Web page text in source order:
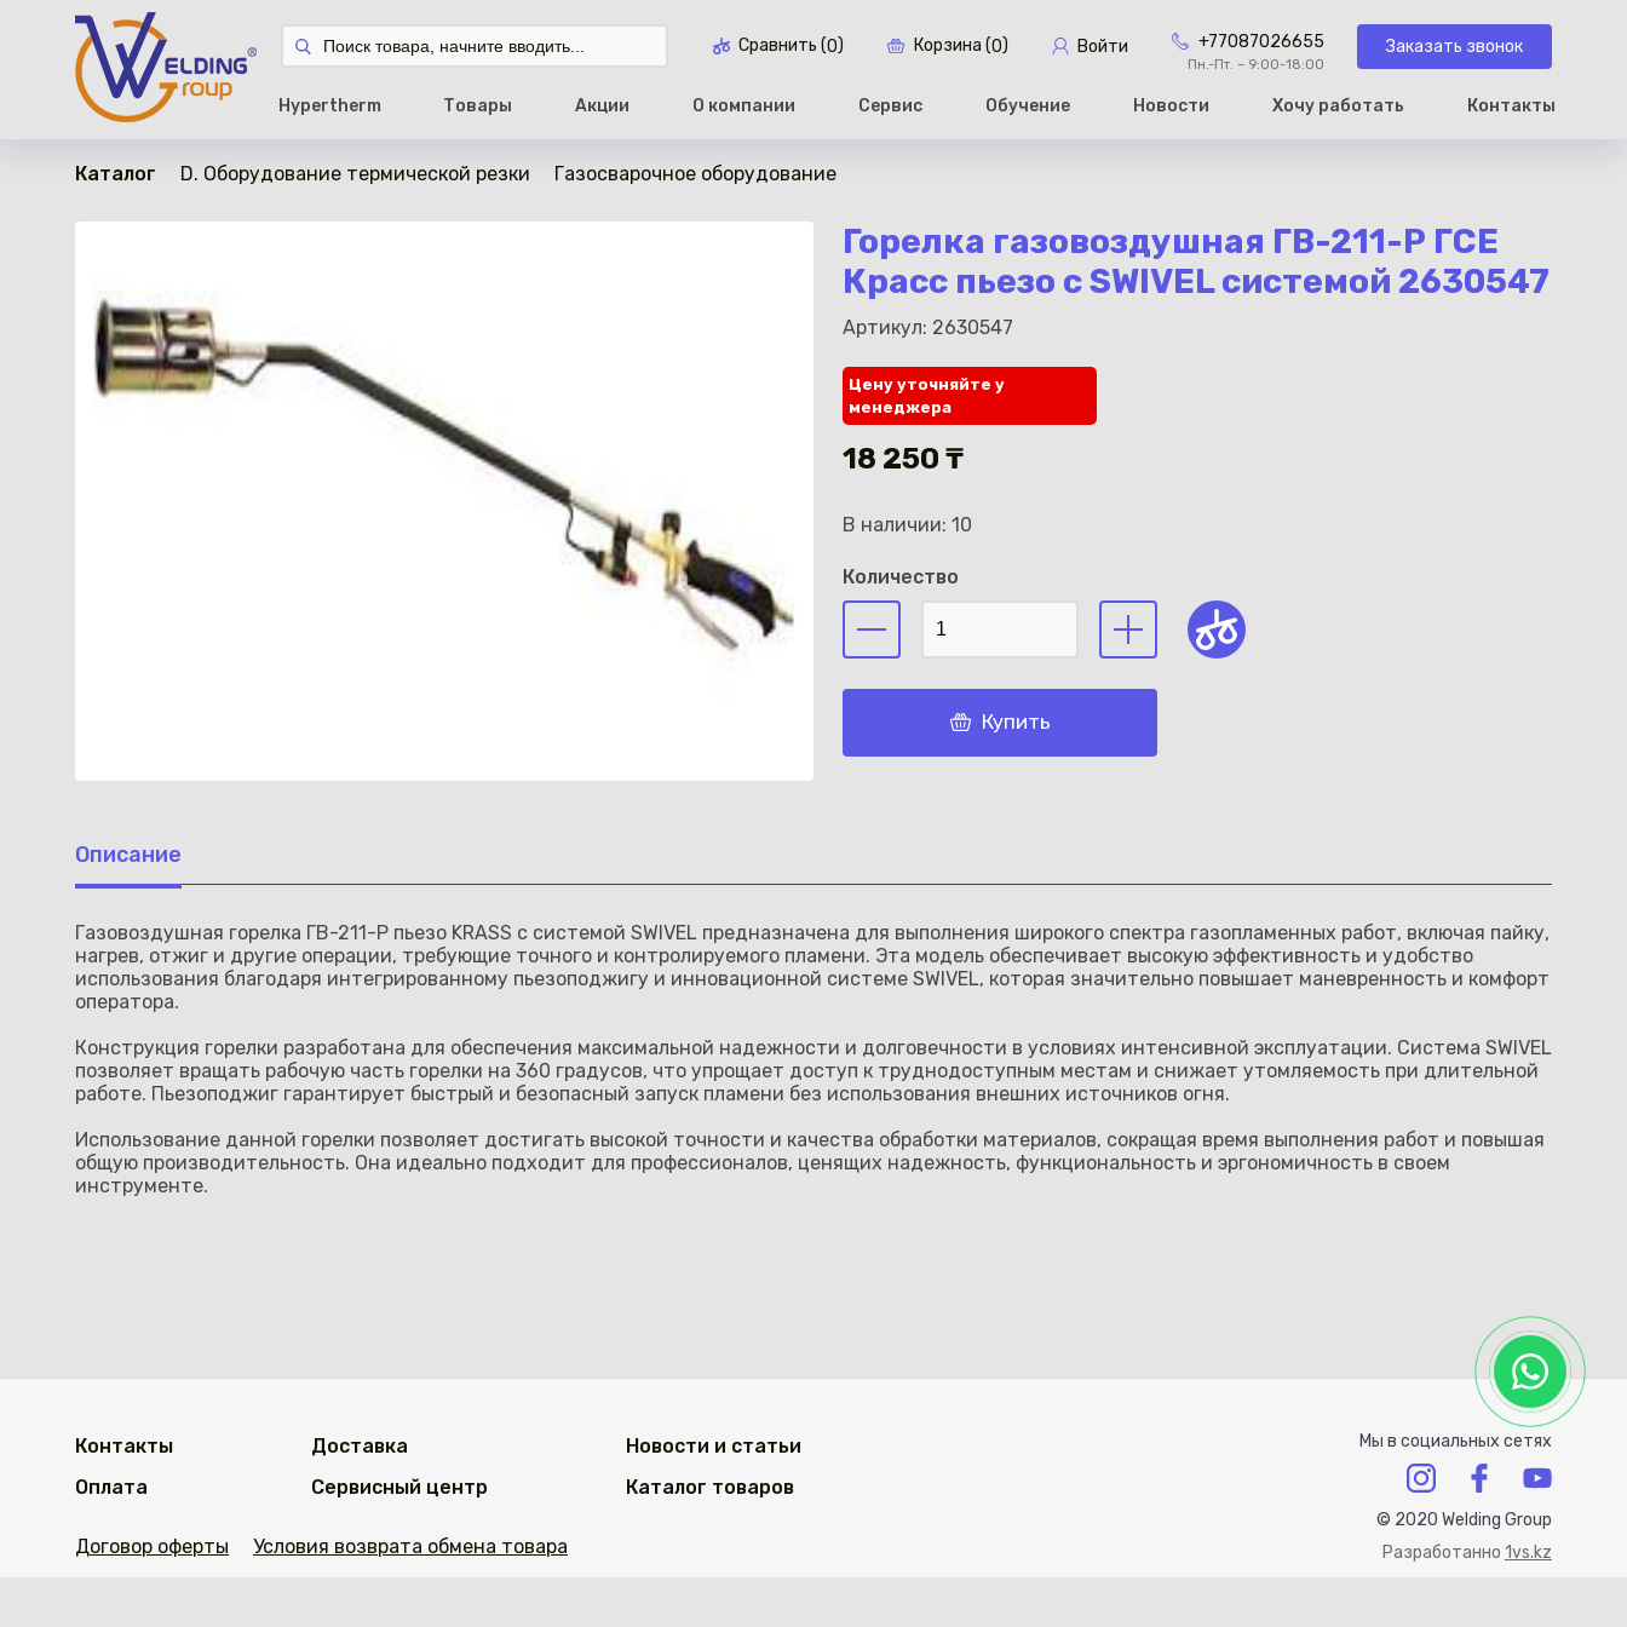
Сравнить (0) Корзина (0) Войти +77087026655
Пн.-Пт. – 9:00-18:00
Заказать звонок
Hypertherm Товары Акции О компании Сервис Обучение Новости Хочу работать Контакты
Каталог D. Оборудование термической резки Газосварочное оборудование
Горелка газовоздушная ГВ-211-Р ГСЕ
Красс пьезо с SWIVEL системой 2630547
Артикул: 2630547
в наличии
Цену уточняйте у
менеджера
18 250 ₸
В наличии: 10
Количество
Купить
Описание
Газовоздушная горелка ГВ-211-Р пьезо KRASS с системой SWIVEL предназначена для выполнения широкого спектра газопламенных работ, включая пайку,
нагрев, отжиг и другие операции, требующие точного и контролируемого пламени. Эта модель обеспечивает высокую эффективность и удобство
использования благодаря интегрированному пьезоподжигу и инновационной системе SWIVEL, которая значительно повышает маневренность и комфорт
оператора.
Конструкция горелки разработана для обеспечения максимальной надежности и долговечности в условиях интенсивной эксплуатации. Система SWIVEL
позволяет вращать рабочую часть горелки на 360 градусов, что упрощает доступ к труднодоступным местам и снижает утомляемость при длительной
работе. Пьезоподжиг гарантирует быстрый и безопасный запуск пламени без использования внешних источников огня.
Использование данной горелки позволяет достигать высокой точности и качества обработки материалов, сокращая время выполнения работ и повышая
общую производительность. Она идеально подходит для профессионалов, ценящих надежность, функциональность и эргономичность в своем
инструменте.
Контакты
Оплата
Доставка
Сервисный центр
Новости и статьи
Каталог товаров
Договор оферты Условия возврата обмена товара
Мы в социальных сетях
© 2020 Welding Group
Разработанно 1vs.kz